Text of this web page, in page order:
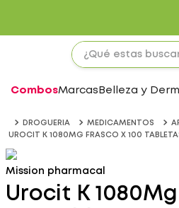
CombosMarcas Belleza y
DROGUERIA MEDICAMENTOS
UROCIT K 1080MG FRASCO X 100
Mission pharmacal
Urocit K